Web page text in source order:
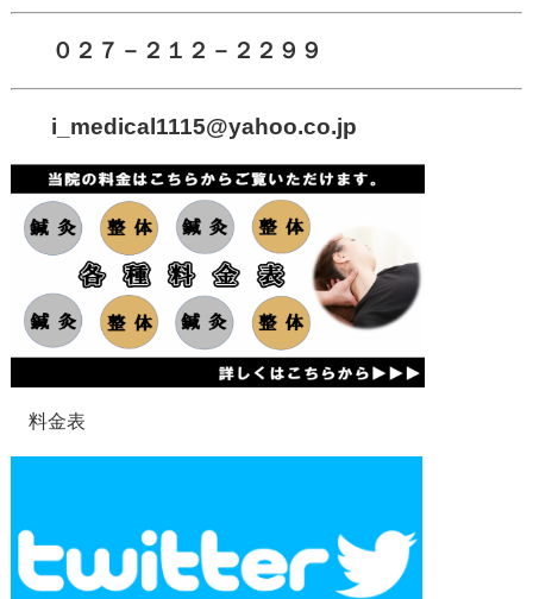
０２７－２１２－２２９９
i_medical1115@yahoo.co.jp
料金表